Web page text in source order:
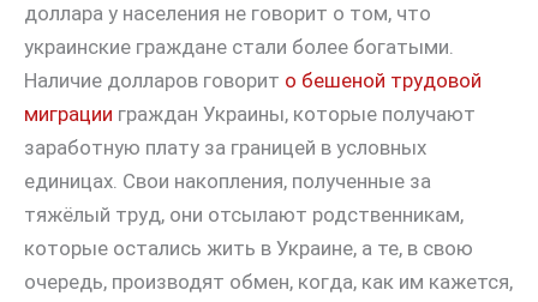
доллара у населения не говорит о том, что
украинские граждане стали более богатыми.
Наличие долларов говорит о бешеной трудовой
миграции граждан Украины, которые получают
заработную плату за границей в условных
единицах. Свои накопления, полученные за
тяжёлый труд, они отсылают родственникам,
которые остались жить в Украине, а те, в свою
очередь, производят обмен, когда, как им кажется,